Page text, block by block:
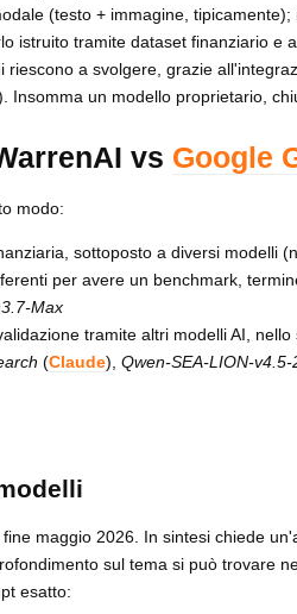
(testo + immagine,
istruito tramite dataset finanziario e
a svolgere, grazie
un modello proprietario,
vs Google
modo:
sottoposto a diversi modelli
per avere un benchmark,
Max
tramite altri modelli AI, nello
(Claude), Qwen-SEA-LION-v4.5-
fine maggio 2026. In sintesi chiede
sul tema si può trovare
esatto: